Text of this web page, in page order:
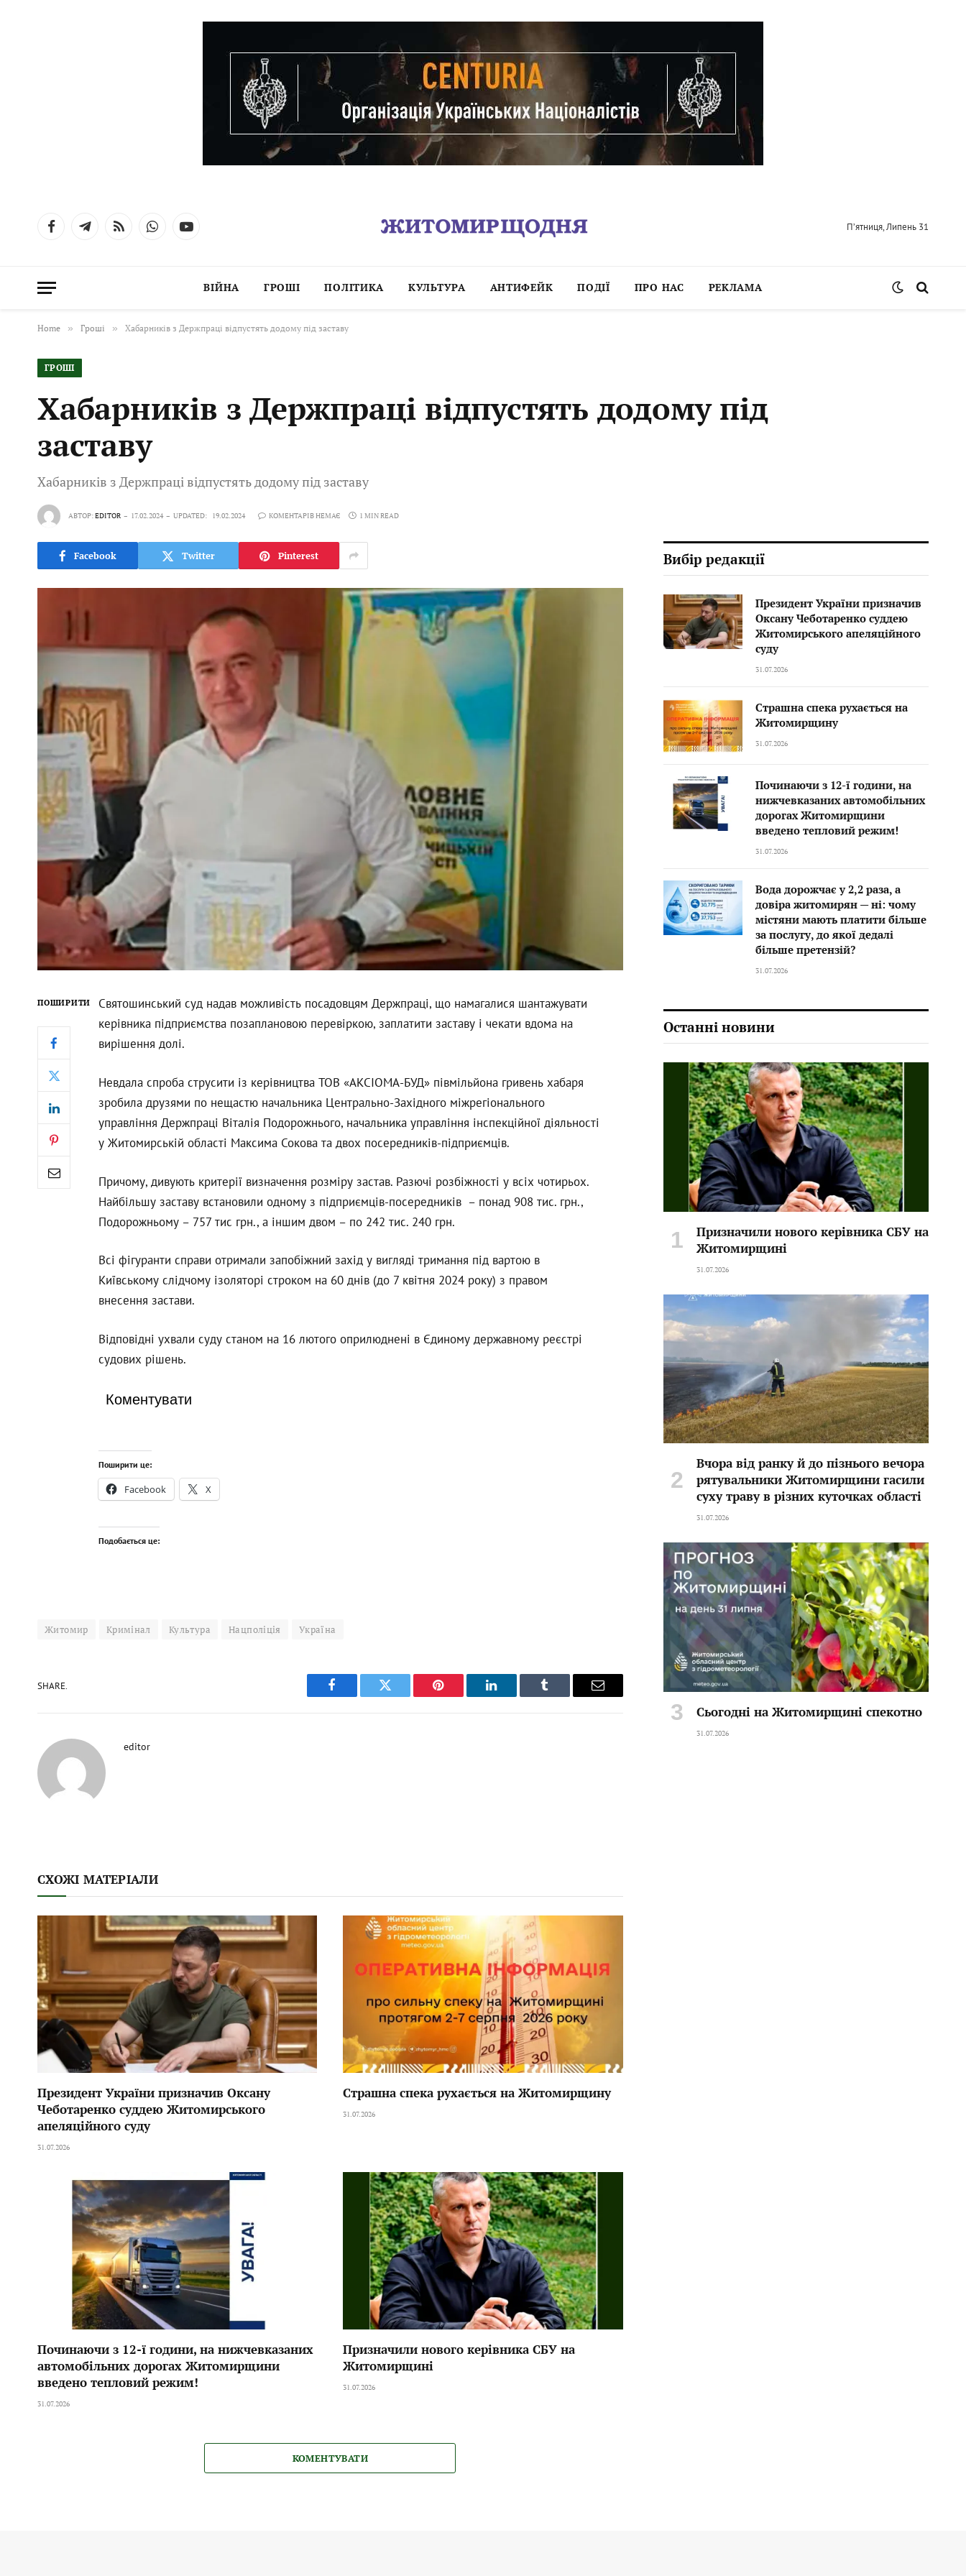
FacebookTelegramRSS WhatsAppYouTube П’ятниця, Липень 31
ВІЙНА ГРОШІ ПОЛІТИКА КУЛЬТУРА АНТИФЕЙК ПОДІЇ ПРО НАС РЕКЛАМА
Home » Гроші » Хабарників з Держпраці відпустять додому під заставу
ГРОШІ
Хабарників з Держпраці відпустять додому під
заставу
Хабарників з Держпраці відпустять додому під заставу
АВТОР:EDITOR 17.02.2024 UPDATED: 19.02.2024 КОМЕНТАРІВ НЕМАЄ 1 MIN READ
Facebook Twitter Pinterest
ПОШИРИТИ
Святошинський суд надав можливість посадовцям Держпраці, що намагалися шантажувати
керівника підприємства позаплановою перевіркою, заплатити заставу і чекати вдома на
вирішення долі.
Невдала спроба струсити із керівництва ТОВ «АКСІОМА-БУД» півмільйона гривень хабаря
зробила друзями по нещастю начальника Центрально-Західного міжрегіонального
управління Держпраці Віталія Подорожнього, начальника управління інспекційної діяльності
у Житомирській області Максима Сокова та двох посередників-підприємців.
Причому, дивують критерії визначення розміру застав. Разючі розбіжності у всіх чотирьох.
Найбільшу заставу встановили одному з підприємців-посередників – понад 908 тис. грн.,
Подорожньому – 757 тис грн., а іншим двом – по 242 тис. 240 грн.
Всі фігуранти справи отримали запобіжний захід у вигляді тримання під вартою в
Київському слідчому ізоляторі строком на 60 днів (до 7 квітня 2024 року) з правом
внесення застави.
Відповідні ухвали суду станом на 16 лютого оприлюднені в Єдиному державному реєстрі
судових рішень.
Коментувати
Поширити це:
Facebook X
Подобається це:
Житомир Кримінал Культура Нацполіція Україна
SHARE.
Facebook Twitter Pinterest LinkedIn Tumblr Email
editor
СХОЖІ МАТЕРІАЛИ
Президент України призначив Оксану
Чеботаренко суддею Житомирського
апеляційного суду
31.07.2026
Страшна спека рухається на Житомирщину
31.07.2026
Починаючи з 12-ї години, на нижчевказаних
автомобільних дорогах Житомирщини
введено тепловий режим!
31.07.2026
Призначили нового керівника СБУ на
Житомирщині
31.07.2026
КОМЕНТУВАТИ
Вибір редакції
Президент України призначив
Оксану Чеботаренко суддею
Житомирського апеляційного
суду
31.07.2026
Страшна спека рухається на
Житомирщину
31.07.2026
Починаючи з 12-ї години, на
нижчевказаних автомобільних
дорогах Житомирщини
введено тепловий режим!
31.07.2026
Вода дорожчає у 2,2 раза, а
довіра житомирян — ні: чому
містяни мають платити більше
за послугу, до якої дедалі
більше претензій?
31.07.2026
Останні новини
Призначили нового керівника СБУ на
Житомирщині
31.07.2026
Вчора від ранку й до пізнього вечора
рятувальники Житомирщини гасили
суху траву в різних куточках області
31.07.2026
Сьогодні на Житомирщині спекотно
31.07.2026